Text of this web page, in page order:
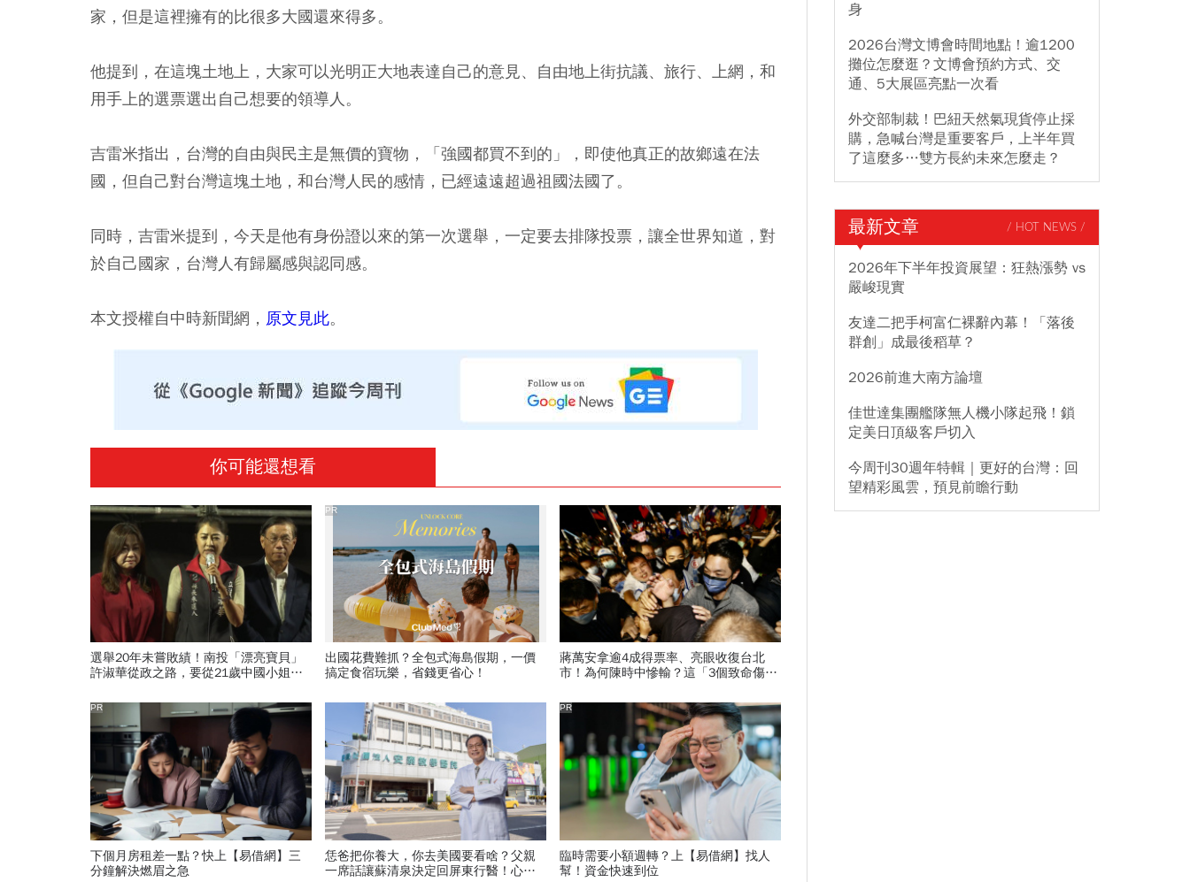
家，但是這裡擁有的比很多大國還來得多。
他提到，在這塊土地上，大家可以光明正大地表達自己的意見、自由地上街抗議、旅行、上網，和
用手上的選票選出自己想要的領導人。
吉雷米指出，台灣的自由與民主是無價的寶物，「強國都買不到的」，即使他真正的故鄉遠在法
國，但自己對台灣這塊土地，和台灣人民的感情，已經遠遠超過祖國法國了。
同時，吉雷米提到，今天是他有身份證以來的第一次選舉，一定要去排隊投票，讓全世界知道，對
於自己國家，台灣人有歸屬感與認同感。
本文授權自中時新聞網， 原文見此。
你可能還想看
選舉20年未嘗敗績！南投「漂亮寶貝」
許淑華從政之路，要從21歲中國小姐選
出國花費難抓？全包式海島假期，一價
搞定食宿玩樂，省錢更省心！
PR
蔣萬安拿逾4成得票率、亮眼收復台北
市！為何陳時中慘輸？這「3個致命傷」
下個月房租差一點？快上【易借網】三
分鐘解決燃眉之急
PR
恁爸把你養大，你去美國要看啥？父親
一席話讓蘇清泉決定回屏東行醫！心臟
臨時需要小額週轉？上【易借網】找人
幫！資金快速到位
PR
身
2026台灣文博會時間地點！逾1200
攤位怎麼逛？文博會預約方式、交
通、5大展區亮點一次看
外交部制裁！巴紐天然氣現貨停止採
購，急喊台灣是重要客戶，上半年買
了這麼多…雙方長約未來怎麼走？
最新文章 / HOT NEWS /
2026年下半年投資展望：狂熱漲勢 vs
嚴峻現實
友達二把手柯富仁裸辭內幕！「落後
群創」成最後稻草？
2026前進大南方論壇
佳世達集團艦隊無人機小隊起飛！鎖
定美日頂級客戶切入
今周刊30週年特輯｜更好的台灣：回
望精彩風雲，預見前瞻行動